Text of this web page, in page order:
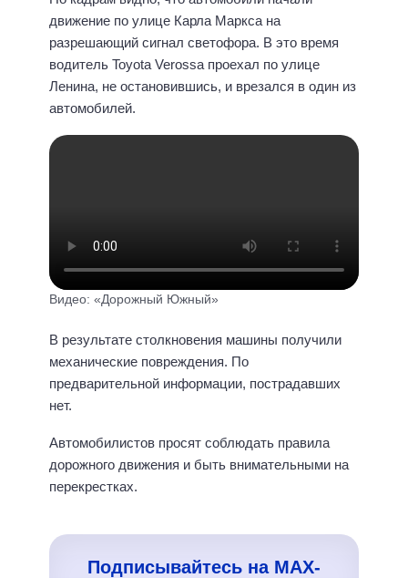
движение по улице Карла Маркса на
разрешающий сигнал светофора. В это время
водитель Toyota Verossa проехал по улице
Ленина, не остановившись, и врезался в один из
автомобилей.
Видео: «Дорожный Южный»
В результате столкновения машины получили
механические повреждения. По
предварительной информации, пострадавших
нет.
Автомобилистов просят соблюдать правила
дорожного движения и быть внимательными на
перекрестках.
Подписывайтесь на MAX-